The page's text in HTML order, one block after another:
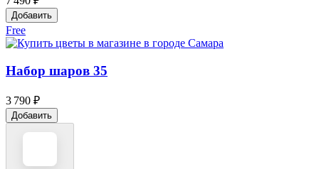
Добавить
Free
Набор шаров 35
3 790 ₽
Добавить